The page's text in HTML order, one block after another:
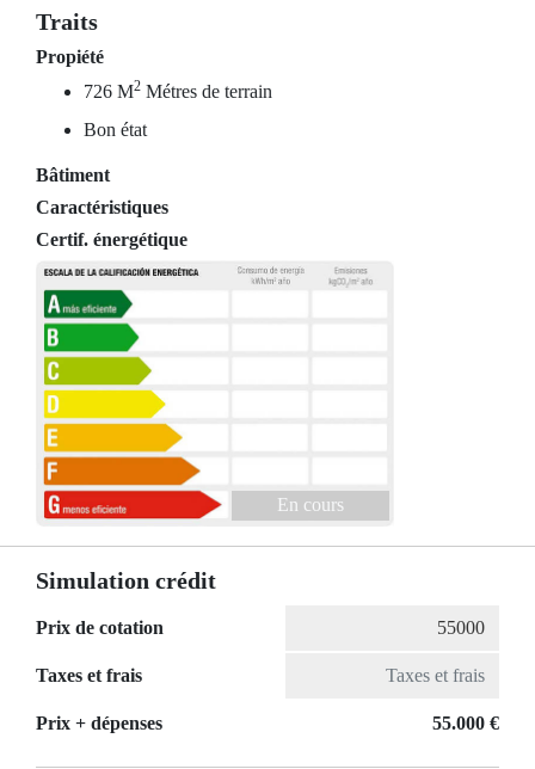
Traits
Propiété
726 M2 Métres de terrain
Bon état
Bâtiment
Caractéristiques
Certif. énergétique
En cours
Simulation crédit
Prix de cotation
Taxes et frais
Prix ​​+ dépenses 55.000 €